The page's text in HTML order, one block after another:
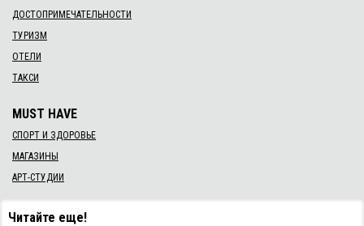
ДОСТОПРИМЕЧАТЕЛЬНОСТИ
ТУРИЗМ
ОТЕЛИ
ТАКСИ
MUST HAVE
СПОРТ И ЗДОРОВЬЕ
МАГАЗИНЫ
АРТ-СТУДИИ
Читайте еще!